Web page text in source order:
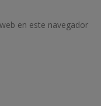
en este navegador